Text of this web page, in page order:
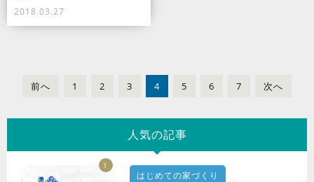
2018.03.27
前へ 1 2 3 4 5 6 7 次へ
人気の記事
1
はじめての家づくり